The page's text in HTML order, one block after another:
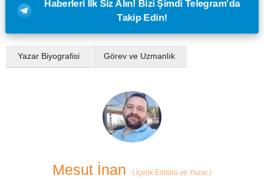
Haberleri İlk Siz Alın! Bizi Şimdi Telegram'da
Takip Edin!
Yazar Biyografisi Görev ve Uzmanlık
Mesut İnan ( İçerik Editörü ve Yazar )